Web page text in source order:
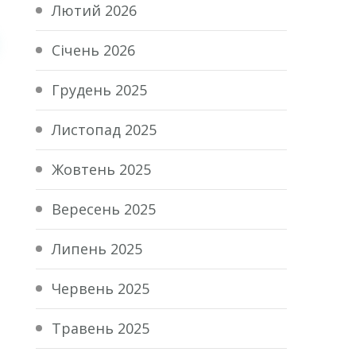
Лютий 2026
Січень 2026
Грудень 2025
Листопад 2025
Жовтень 2025
Вересень 2025
Липень 2025
Червень 2025
Травень 2025